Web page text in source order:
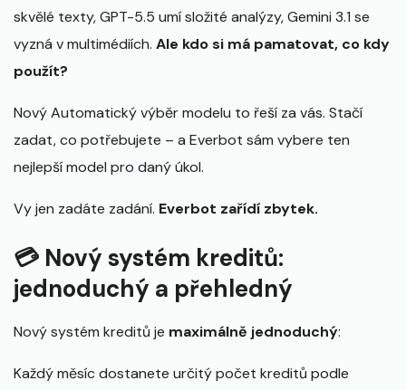
skvělé texty, GPT-5.5 umí složité analýzy, Gemini 3.1 se
vyzná v multimédiích. Ale kdo si má pamatovat, co kdy
použít?
Nový Automatický výběr modelu to řeší za vás. Stačí
zadat, co potřebujete – a Everbot sám vybere ten
nejlepší model pro daný úkol.
Vy jen zadáte zadání. Everbot zařídí zbytek.
💳 Nový systém kreditů:
jednoduchý a přehledný
Nový systém kreditů je maximálně jednoduchý:
Každý měsíc dostanete určitý počet kreditů podle